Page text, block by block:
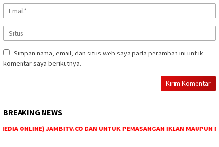
Simpan nama, email, dan situs web saya pada peramban ini untuk
komentar saya berikutnya.
BREAKING NEWS
ONLINE) JAMBITV.CO DAN UNTUK PEMASANGAN IKLAN MAUPUN